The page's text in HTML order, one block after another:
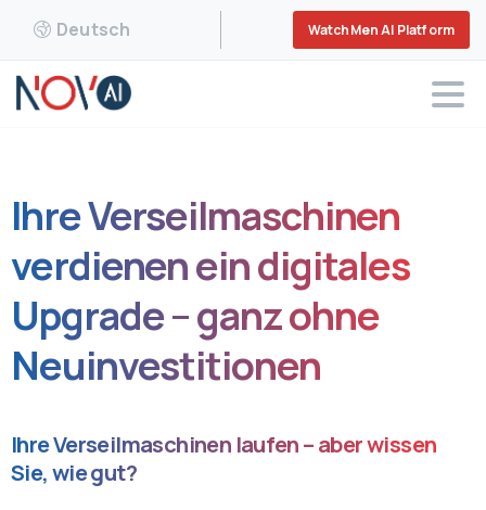
Deutsch WatchMen AI Platform
Ihre Verseilmaschinen
verdienen ein digitales
Upgrade – ganz ohne
Neuinvestitionen
Ihre Verseilmaschinen laufen – aber wissen
Sie, wie gut?